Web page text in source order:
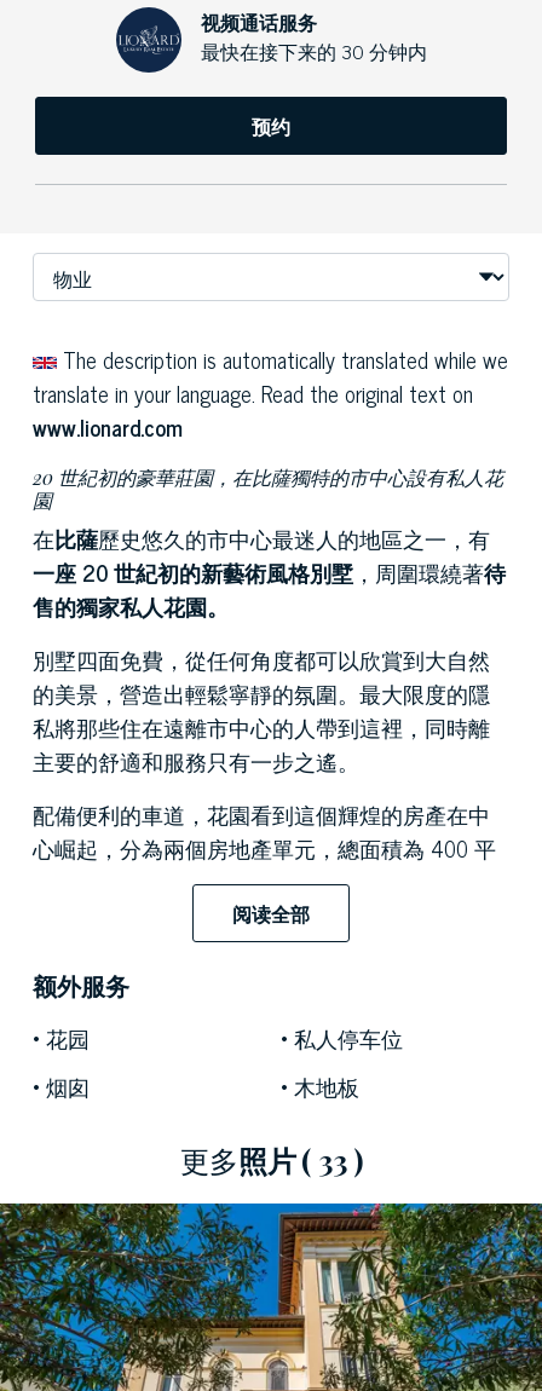
视频通话服务
最快在接下来的 30 分钟内
预约
The description is automatically translated while we
translate in your language. Read the original text on
www.lionard.com
20 世紀初的豪華莊園，在比薩獨特的市中心設有私人花
園
在比薩歷史悠久的市中心最迷人的地區之一，有
一座 20 世紀初的新藝術風格別墅 ，周圍環繞著待
售的獨家私人花園。
別墅四面免費，從任何角度都可以欣賞到大自然
的美景，營造出輕鬆寧靜的氛圍。最大限度的隱
私將那些住在遠離市中心的人帶到這裡，同時離
主要的舒適和服務只有一步之遙。
配備便利的車道，花園看到這個輝煌的房產在中
心崛起，分為兩個房地產單元，總面積為 400 平
方米。近十年的精心翻新提升了房屋的歷史和建
築聲望，注重古老飾面的修復和優質材料的回
一樓的入口通向溫馨的起居區，設有寬敞的起居
室、雙面用餐廚房和書房。走廊將睡眠區隔開，
包括兩間臥室、一間書房、兩間浴室和一間儲藏
室。一樓可通過內部樓梯到達，設有帶壁爐和通
往陽台的三人起居室、帶儲藏室的廚房、餐廳和
書房。在這裡，一條走廊通向一間大雙人臥室和
一間帶按摩浴缸和淋浴的浴室。大理石樓梯連接
閣樓地板，這裡有一間專為休閒而設計的華麗臺
球室，以及兩間臥室和一間浴室。
美妙的 20 平方米屋頂露台是欣賞特色全景塔的理
想角落，這是新藝術運動風格的優雅標誌性特
阅读全部
额外服务
花园
私人停车位
烟囱
木地板
更多照片( 33 )